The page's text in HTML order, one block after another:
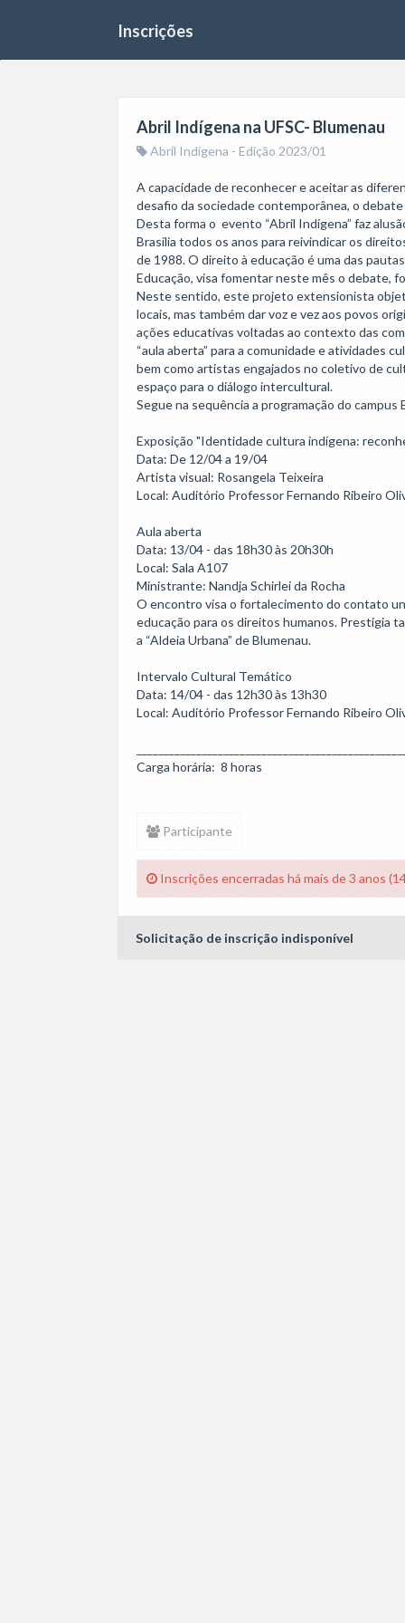
Inscrições
Abril Indígena na UFSC- Blumenau
Abril Indígena - Edição 2023/01
A capacidade de reconhecer e aceitar as
desafio da sociedade contemporânea, o
Desta forma o  evento “Abril Indígena” faz
Brasília todos os anos para reivindicar os
de 1988. O direito à educação é uma das
Educação, visa fomentar neste mês o debate,
Neste sentido, este projeto extensionista
locais, mas também dar voz e vez aos povos
ações educativas voltadas ao contexto das
“aula aberta” para a comunidade e atividades
bem como artistas engajados no coletivo de
espaço para o diálogo intercultural.
Segue na sequência a programação do campus
Exposição "Identidade cultura indígena:
Data: De 12/04 a 19/04
Artista visual: Rosangela Teixeira
Local: Auditório Professor Fernando Ribeiro
Aula aberta
Data: 13/04 - das 18h30 às 20h30h
Local: Sala A107
Ministrante: Nandja Schirlei da Rocha
O encontro visa o fortalecimento do contato
educação para os direitos humanos. Prestigia
a “Aldeia Urbana” de Blumenau.
Intervalo Cultural Temático
Data: 14/04 - das 12h30 às 13h30
Local: Auditório Professor Fernando Ribeiro
Carga horária:  8 horas
Participante
Inscrições encerradas há mais de 3 anos
Solicitação de inscrição indisponível